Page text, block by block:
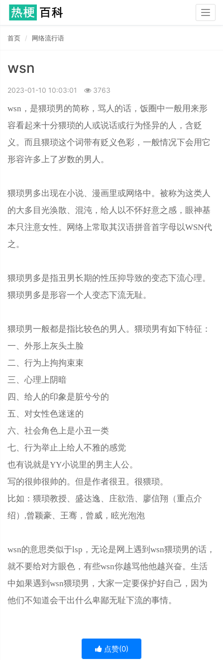
首页 网络流行语
wsn
2023-01-10 10:03:01 3763
wsn，是猥琐男的简称，骂人的话，饭圈中一般用来形
容看起来十分猥琐的人或说话或行为怪异的人，含贬
义 。而且猥琐这个词带有贬义色彩，一般情况下会用它
形容许多上了岁数的男人。
猥琐男多出现在小说、漫画里或网络中。被称为这类人
的大多目光涣散、混沌，给人以不怀好意之感，眼神基
本只注意女性。网络上常取其汉语拼音首字母以WSN代
之。
猥琐男多是指丑男长期的性压抑导致的变态下流心理。
猥琐男多是形容一个人变态下流无耻。
猥琐男一般都是指比较色的男人。猥琐男有如下特征：
一、外形上灰头土脸
二、行为上拘拘束束
三、心理上阴暗
四、给人的印象是脏兮兮的
五、对女性色迷迷的
六、社会角色上是小丑一类
七、行为举止上给人不雅的感觉
也有说就是YY小说里的男主人公。
写的很帅很帅的。但是作者很丑。很猥琐。
比如：猥琐教授、盛达逸、庄欲浩、廖信翔（重点介
绍）,曾颖豪、王骞，曾威，眩光泡泡
wsn的意思类似于lsp，无论是网上遇到wsn猥琐男的话，
就不要给对方眼色，有些wsn你越骂他他越兴奋。生活
中如果遇到wsn猥琐男，大家一定要保护好自己，因为
他们不知道会干出什么卑鄙无耻下流的事情。
点赞(0)